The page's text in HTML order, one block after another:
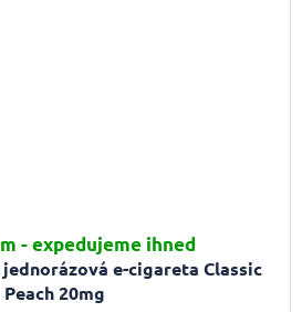
jednorázová e-cigareta Classic
Peach 20mg
- expedujeme ihned